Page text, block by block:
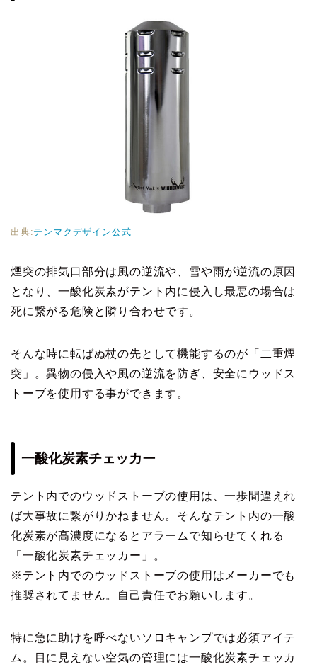
出典:テンマクデザイン公式
煙突の排気口部分は風の逆流や、雪や雨が逆流の原因
となり、一酸化炭素がテント内に侵入し最悪の場合は
死に繋がる危険と隣り合わせです。
そんな時に転ばぬ杖の先として機能するのが「二重煙
突」。異物の侵入や風の逆流を防ぎ、安全にウッドス
トーブを使用する事ができます。
一酸化炭素チェッカー
テント内でのウッドストーブの使用は、一歩間違えれ
ば大事故に繋がりかねません。そんなテント内の一酸
化炭素が高濃度になるとアラームで知らせてくれる
「一酸化炭素チェッカー」。
※テント内でのウッドストーブの使用はメーカーでも
推奨されてません。自己責任でお願いします。
特に急に助けを呼べないソロキャンプでは必須アイテ
ム。目に見えない空気の管理には一酸化炭素チェッカ